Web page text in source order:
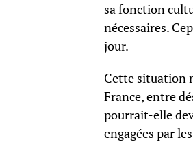
sa fonction
nécessaires.
jour.
Cette situation
France, entre
pourrait-elle
engagées par